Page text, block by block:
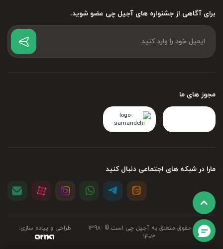
برای آگاهی از جشنواره های آجیل چی عضو شوید.
مجوز های ما
مارا در شبکه های اجتماعی دنبال کنید
تمامی حقوق متعلق به آجیل چی است.©‏ 1398-
1403
طراحی و پیاده سازی: